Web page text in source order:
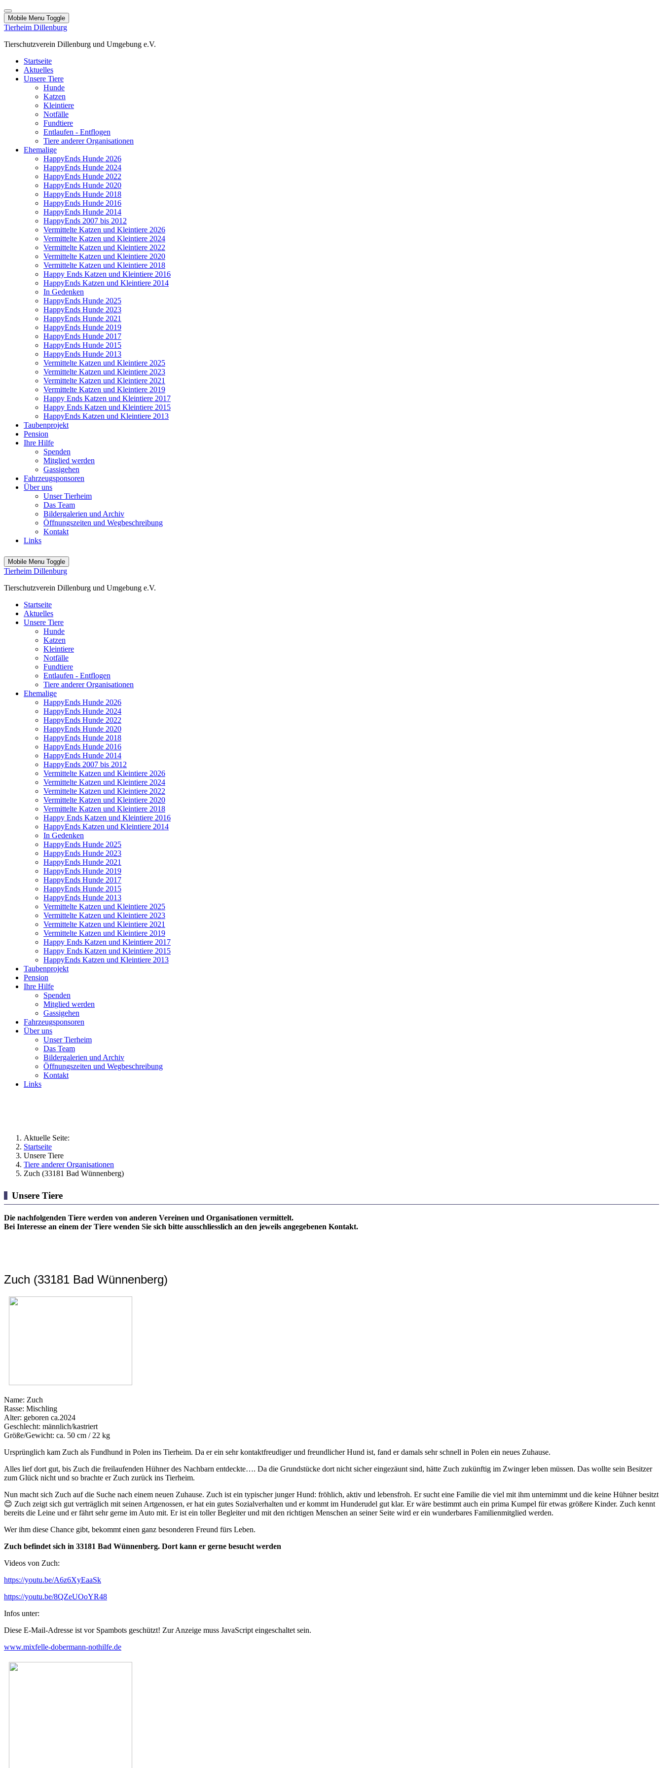
Mobile Menu Toggle
Tierheim Dillenburg
Tierschutzverein Dillenburg und Umgebung e.V.
Startseite
Aktuelles
Unsere Tiere
Hunde
Katzen
Kleintiere
Notfälle
Fundtiere
Entlaufen - Entflogen
Tiere anderer Organisationen
Ehemalige
HappyEnds Hunde 2026
HappyEnds Hunde 2024
HappyEnds Hunde 2022
HappyEnds Hunde 2020
HappyEnds Hunde 2018
HappyEnds Hunde 2016
HappyEnds Hunde 2014
HappyEnds 2007 bis 2012
Vermittelte Katzen und Kleintiere 2026
Vermittelte Katzen und Kleintiere 2024
Vermittelte Katzen und Kleintiere 2022
Vermittelte Katzen und Kleintiere 2020
Vermittelte Katzen und Kleintiere 2018
Happy Ends Katzen und Kleintiere 2016
HappyEnds Katzen und Kleintiere 2014
In Gedenken
HappyEnds Hunde 2025
HappyEnds Hunde 2023
HappyEnds Hunde 2021
HappyEnds Hunde 2019
HappyEnds Hunde 2017
HappyEnds Hunde 2015
HappyEnds Hunde 2013
Vermittelte Katzen und Kleintiere 2025
Vermittelte Katzen und Kleintiere 2023
Vermittelte Katzen und Kleintiere 2021
Vermittelte Katzen und Kleintiere 2019
Happy Ends Katzen und Kleintiere 2017
Happy Ends Katzen und Kleintiere 2015
HappyEnds Katzen und Kleintiere 2013
Taubenprojekt
Pension
Ihre Hilfe
Spenden
Mitglied werden
Gassigehen
Fahrzeugsponsoren
Über uns
Unser Tierheim
Das Team
Bildergalerien und Archiv
Öffnungszeiten und Wegbeschreibung
Kontakt
Links
Mobile Menu Toggle
Tierheim Dillenburg
Tierschutzverein Dillenburg und Umgebung e.V.
Startseite
Aktuelles
Unsere Tiere
Hunde
Katzen
Kleintiere
Notfälle
Fundtiere
Entlaufen - Entflogen
Tiere anderer Organisationen
Ehemalige
HappyEnds Hunde 2026
HappyEnds Hunde 2024
HappyEnds Hunde 2022
HappyEnds Hunde 2020
HappyEnds Hunde 2018
HappyEnds Hunde 2016
HappyEnds Hunde 2014
HappyEnds 2007 bis 2012
Vermittelte Katzen und Kleintiere 2026
Vermittelte Katzen und Kleintiere 2024
Vermittelte Katzen und Kleintiere 2022
Vermittelte Katzen und Kleintiere 2020
Vermittelte Katzen und Kleintiere 2018
Happy Ends Katzen und Kleintiere 2016
HappyEnds Katzen und Kleintiere 2014
In Gedenken
HappyEnds Hunde 2025
HappyEnds Hunde 2023
HappyEnds Hunde 2021
HappyEnds Hunde 2019
HappyEnds Hunde 2017
HappyEnds Hunde 2015
HappyEnds Hunde 2013
Vermittelte Katzen und Kleintiere 2025
Vermittelte Katzen und Kleintiere 2023
Vermittelte Katzen und Kleintiere 2021
Vermittelte Katzen und Kleintiere 2019
Happy Ends Katzen und Kleintiere 2017
Happy Ends Katzen und Kleintiere 2015
HappyEnds Katzen und Kleintiere 2013
Taubenprojekt
Pension
Ihre Hilfe
Spenden
Mitglied werden
Gassigehen
Fahrzeugsponsoren
Über uns
Unser Tierheim
Das Team
Bildergalerien und Archiv
Öffnungszeiten und Wegbeschreibung
Kontakt
Links
Aktuelle Seite:
Startseite
Unsere Tiere
Tiere anderer Organisationen
Zuch (33181 Bad Wünnenberg)
Unsere Tiere
Die nachfolgenden Tiere werden von anderen Vereinen und Organisationen vermittelt.
Bei Interesse an einem der Tiere wenden Sie sich bitte ausschliesslich an den jeweils angegebenen Kontakt.
Zuch (33181 Bad Wünnenberg)
Name: Zuch
Rasse: Mischling
Alter: geboren ca.2024
Geschlecht: männlich/kastriert
Größe/Gewicht: ca. 50 cm / 22 kg
Ursprünglich kam Zuch als Fundhund in Polen ins Tierheim. Da er ein sehr kontaktfreudiger und freundlicher Hund ist, fand er damals sehr schnell in Polen ein neues Zuhause.
Alles lief dort gut, bis Zuch die freilaufenden Hühner des Nachbarn entdeckte…. Da die Grundstücke dort nicht sicher eingezäunt sind, hätte Zuch zukünftig im Zwinger leben müssen. Das wollte sein Besitzer
zum Glück nicht und so brachte er Zuch zurück ins Tierheim.
Nun macht sich Zuch auf die Suche nach einem neuen Zuhause. Zuch ist ein typischer junger Hund: fröhlich, aktiv und lebensfroh. Er sucht eine Familie die viel mit ihm unternimmt und die keine Hühner besitzt
😊 Zuch zeigt sich gut verträglich mit seinen Artgenossen, er hat ein gutes Sozialverhalten und er kommt im Hunderudel gut klar. Er wäre bestimmt auch ein prima Kumpel für etwas größere Kinder. Zuch kennt
bereits die Leine und er fährt sehr gerne im Auto mit. Er ist ein toller Begleiter und mit den richtigen Menschen an seiner Seite wird er ein wunderbares Familienmitglied werden.
Wer ihm diese Chance gibt, bekommt einen ganz besonderen Freund fürs Leben.
Zuch befindet sich in 33181 Bad Wünnenberg. Dort kann er gerne besucht werden
Videos von Zuch:
https://youtu.be/A6z6XyEaaSk
https://youtu.be/8QZeUOoYR48
Infos unter:
Diese E-Mail-Adresse ist vor Spambots geschützt! Zur Anzeige muss JavaScript eingeschaltet sein.
www.mixfelle-dobermann-nothilfe.de